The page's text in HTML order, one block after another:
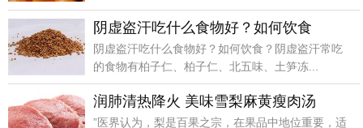
孩子出现风寒
阴虚盗汗吃什么食物好？如何饮食
阴虚盗汗吃什么食物好？如何饮食？阴虚盗汗常吃
的食物有柏子仁、柏子仁、北五味、土笋冻...
润肺清热降火 美味雪梨麻黄瘦肉汤
”医界认为，梨是百果之宗，在果品中地位重要，适